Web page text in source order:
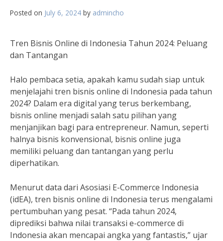
Posted on July 6, 2024 by admincho
Tren Bisnis Online di Indonesia Tahun 2024: Peluang
dan Tantangan
Halo pembaca setia, apakah kamu sudah siap untuk
menjelajahi tren bisnis online di Indonesia pada tahun
2024? Dalam era digital yang terus berkembang,
bisnis online menjadi salah satu pilihan yang
menjanjikan bagi para entrepreneur. Namun, seperti
halnya bisnis konvensional, bisnis online juga
memiliki peluang dan tantangan yang perlu
diperhatikan.
Menurut data dari Asosiasi E-Commerce Indonesia
(idEA), tren bisnis online di Indonesia terus mengalami
pertumbuhan yang pesat. “Pada tahun 2024,
diprediksi bahwa nilai transaksi e-commerce di
Indonesia akan mencapai angka yang fantastis,” ujar